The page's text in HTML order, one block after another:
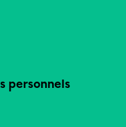
personnels